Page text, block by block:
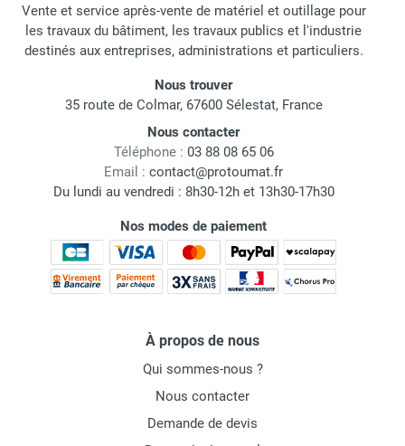
Vente et service après-vente de matériel et outillage pour
les travaux du bâtiment, les travaux publics et l'industrie
destinés aux entreprises, administrations et particuliers.
Nous trouver
35 route de Colmar, 67600 Sélestat, France
Nous contacter
Téléphone : 03 88 08 65 06
Email : contact@protoumat.fr
Du lundi au vendredi : 8h30-12h et 13h30-17h30
Nos modes de paiement
À propos de nous
Qui sommes-nous ?
Nous contacter
Demande de devis